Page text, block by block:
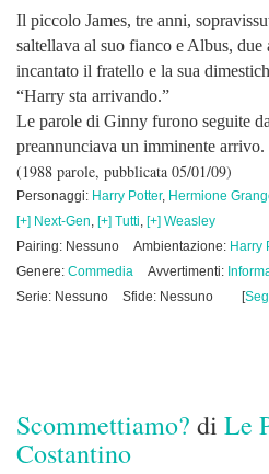
Il piccolo James, tre anni,
saltellava al suo fianco e Albus,
incantato il fratello e la sua
“Harry sta arrivando.”
Le parole di Ginny furono seguite
preannunciava un imminente arrivo.
(1988 parole, pubblicata 05/01/09)
Personaggi: Harry Potter, Hermione
[+] Next-Gen, [+] Tutti, [+] Weasley
Pairing: Nessuno
Ambientazione: Harry
Genere: Commedia Avvertimenti:
Serie: Nessuno
Sfide: Nessuno [
Scommettiamo? di Le
Costantino